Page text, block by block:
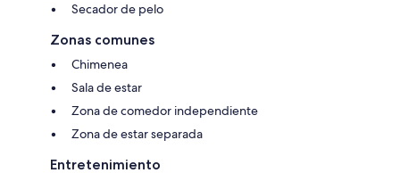
Secador de pelo
Zonas comunes
Chimenea
Sala de estar
Zona de comedor independiente
Zona de estar separada
Entretenimiento